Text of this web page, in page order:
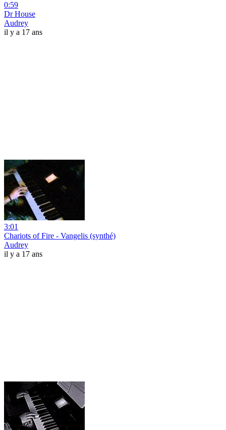
0:59
Dr House
Audrey
il y a 17 ans
3:01
Chariots of Fire - Vangelis (synthé)
Audrey
il y a 17 ans